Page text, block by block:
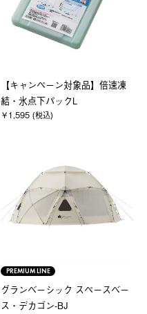
【キャンペーン対象品】倍速凍
結・氷点下パックL
￥1,595 (税込)
PREMIUM LINE
グランベーシック スペースベー
ス・デカゴン-BJ